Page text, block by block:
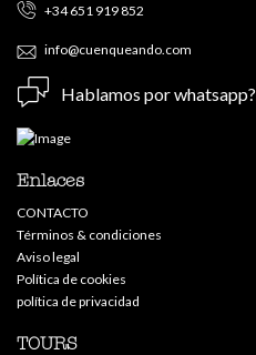
+34 651 919 852
info@cuenqueando.com
Hablamos por whatsapp?
Enlaces
CONTACTO
Términos & condiciones
Aviso legal
Política de cookies
política de privacidad
TOURS